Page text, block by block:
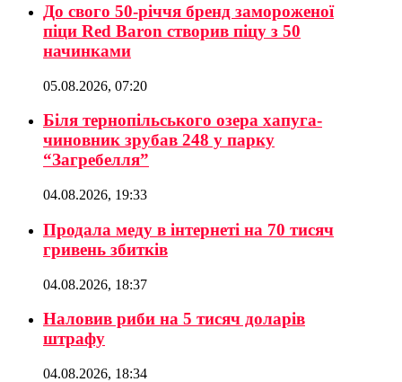
До свого 50-річчя бренд замороженої
піци Red Baron створив піцу з 50
начинками
05.08.2026, 07:20
Біля тернопільського озера хапуга-
чиновник зрубав 248 у парку
“Загребелля”
04.08.2026, 19:33
Продала меду в інтернеті на 70 тисяч
гривень збитків
04.08.2026, 18:37
Наловив риби на 5 тисяч доларів
штрафу
04.08.2026, 18:34